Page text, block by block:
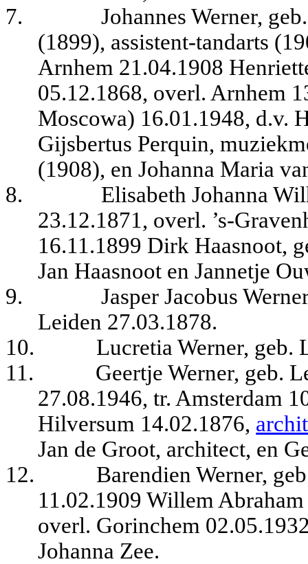
7.
Johannes Werner,
(1899), assistent-tandarts
Arnhem 21.04.1908
05.12.1868, overl. Arnhem
Moscowa) 16.01.1948, d.v.
Gijsbertus Perquin,
(1908), en Johanna Maria
8.
Elisabeth Johanna
23.12.1871, overl. ’s-
16.11.1899 Dirk Haasnoot,
Jan Haasnoot en Jannetje
9.
Jasper Jacobus
Leiden 27.03.1878.
10.
Lucretia Werner, geb.
11.
Geertje Werner, geb.
27.08.1946, tr. Amsterdam
Hilversum 14.02.1876,
Jan de Groot, architect, en
12.
Barendien Werner,
11.02.1909 Willem
overl. Gorinchem
Johanna Zee.